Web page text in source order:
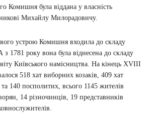
Комишня була віддана у власність
Михайлу Милорадовичу.
устрою Комишня входила до складу
з 1781 року вона була віднесена до складу
Київського намісництва. На кінець XVIII
518 хат виборних козаків, 409 хат
та 140 посполитих, всього 1145 жителів
14 різночинців, 19 представників